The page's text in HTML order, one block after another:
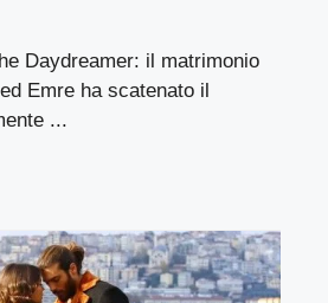
Daydreamer: il matrimonio
Emre ha scatenato il
...